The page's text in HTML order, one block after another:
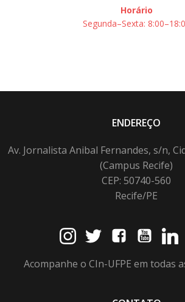
Horário
Segunda–Sexta:
ENDEREÇO
Av. Jornalista Anibal Fernandes, s/n,
(Campus Recife)
CEP: 50740-560
Recife/PE
Acompanhe o CIn-UFPE em todas